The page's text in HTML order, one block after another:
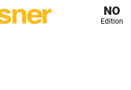
NO
Edition